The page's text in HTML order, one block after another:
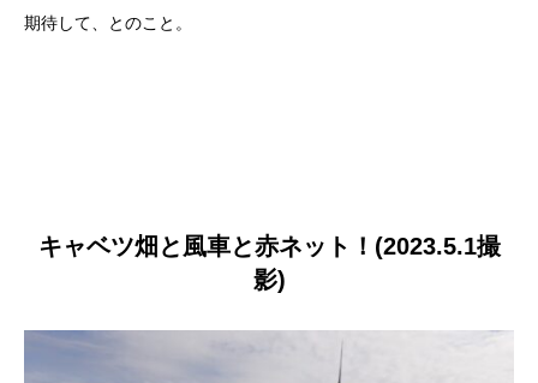
期待して、とのこと。
キャベツ畑と風車と赤ネット！(2023.5.1撮
影)